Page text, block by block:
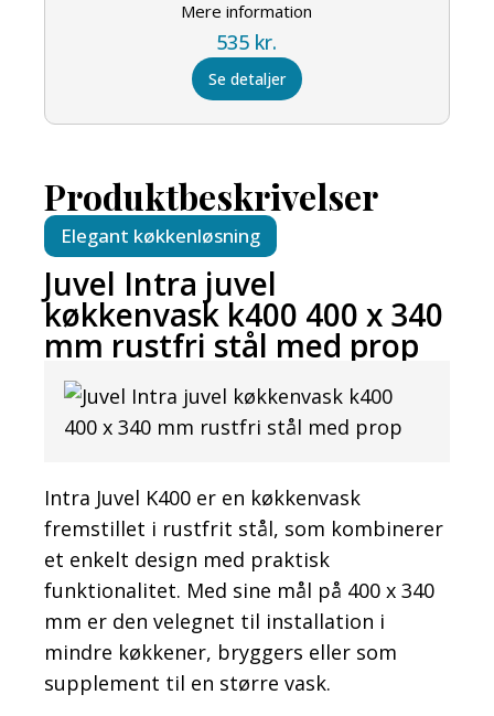
535 kr.
Se detaljer
Mere information
Produktbeskrivelser
Elegant køkkenløsning
Juvel Intra juvel
køkkenvask k400 400 x 340
mm rustfri stål med prop
Intra Juvel K400 er en køkkenvask
fremstillet i rustfrit stål, som kombinerer
et enkelt design med praktisk
funktionalitet. Med sine mål på 400 x 340
mm er den velegnet til installation i
mindre køkkener, bryggers eller som
supplement til en større vask.